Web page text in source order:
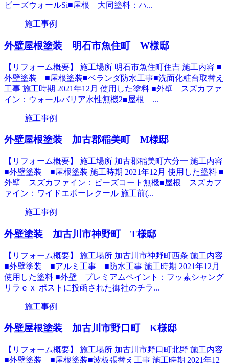
ビーズウォールSi■屋根 大同塗料：ハ...
施工事例
外壁屋根塗装 明石市魚住町 W様邸
【リフォーム概要】 施工場所 明石市魚住町住吉 施工内容 ■
外壁塗装 ■屋根塗装■ベランダ防水工事■洗面化粧台取替え
工事 施工時期 2021年12月 使用した塗料 ■外壁 スズカファ
イン：ウォールバリア水性無機2■屋根 ...
施工事例
外壁屋根塗装 加古郡稲美町 M様邸
【リフォーム概要】 施工場所 加古郡稲美町六分一 施工内容
■外壁塗装 ■屋根塗装 施工時期 2021年12月 使用した塗料 ■
外壁 スズカファイン：ビーズコート無機■屋根 スズカフ
ァイン：ワイドエポーレクール 施工前(...
施工事例
外壁塗装 加古川市神野町 T様邸
【リフォーム概要】 施工場所 加古川市神野町西条 施工内容
■外壁塗装 ■アルミ工事 ■防水工事 施工時期 2021年12月
使用した塗料 ■外壁 プレミアムペイント：フッ素シャング
リラｅｘ ポストに投函された御社のチラ...
施工事例
外壁屋根塗装 加古川市野口町 K様邸
【リフォーム概要】 施工場所 加古川市野口町北野 施工内容
■外壁塗装 ■屋根塗装■波板張替え工事 施工時期 2021年12